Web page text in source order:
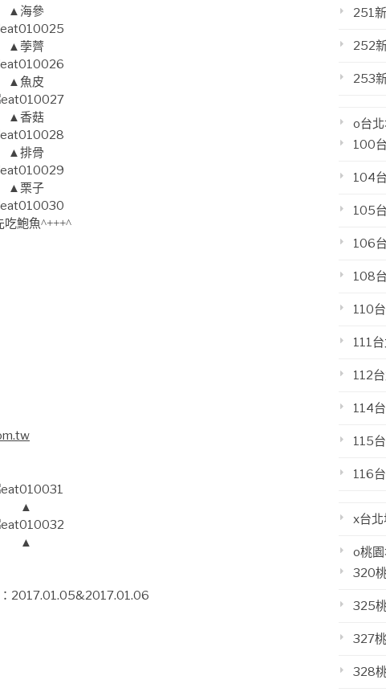
▲海參
▲荸薺
▲魚皮
▲香菇
▲排骨
▲栗子
鮑魚^+++^
▲
▲
2017.01.05&2017.01.06
251
252
253
o台
100
104
105
106
108
110
111
112
114
115
116
x台北
o桃
320
325
327
328